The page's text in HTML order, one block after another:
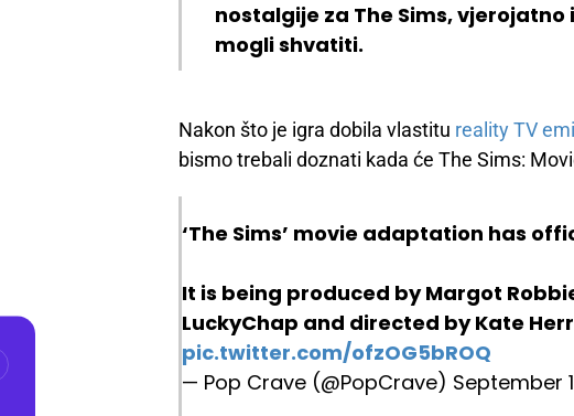
nostalgije za The Sims,
mogli shvatiti.
Nakon što je igra dobila vlastitu reality TV
bismo trebali doznati kada će The Sims:
‘The Sims’ movie adaptation has
It is being produced by Margot
LuckyChap and directed by Kate
pic.twitter.com/ofzOG5bROQ
— Pop Crave (@PopCrave) September